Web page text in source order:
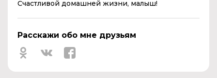
Счастливой домашней жизни, малыш!
Расскажи обо мне друзьям